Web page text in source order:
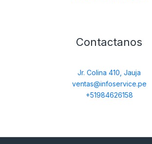
Contactanos
Jr. Colina 410, Jauja
ventas@infoservice.pe
+51984626158